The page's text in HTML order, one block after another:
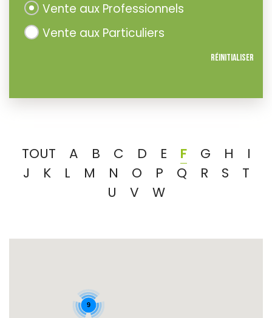
Vente aux Professionnels
Vente aux Particuliers
Réinitialiser
TOUT A B C D E F G H
I
J
K L M N O P Q R S
T
U
V W
9